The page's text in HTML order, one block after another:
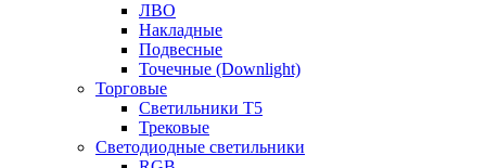
ЛВО
Накладные
Подвесные
Точечные (Downlight)
Торговые
Светильники Т5
Трековые
Светодиодные светильники